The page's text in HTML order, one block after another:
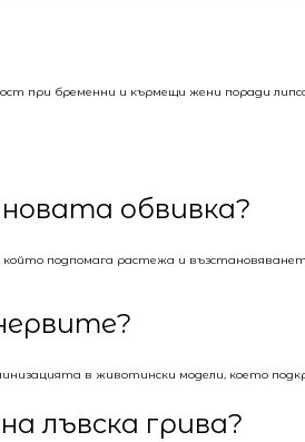
при бременни и кърмещи жени поради
обвивка?
подпомага растежа и
в животински модели, което
лъвска грива?